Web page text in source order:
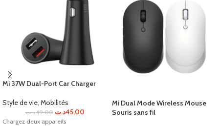
Mi 37W Dual-Port Car Charger
Style de vie, Mobilités
49.00د.ت 45.00د.ت
Chargez deux appareils
Mi Dual Mode Wireless Mouse
Souris sans fil